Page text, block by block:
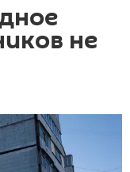
не